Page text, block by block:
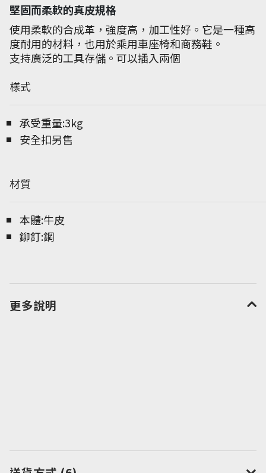
堅固而柔軟的真皮規格
使用柔軟的合成革，強度高，加工性好。它是一種高
度耐用的材料，也用於乘用車座椅和商務鞋。
支持廣泛的工具存儲。可以插入兩個
樣式
承受重量:3kg
安全扣另售
材質
本體:牛皮
鉚釘:鋼
更多說明